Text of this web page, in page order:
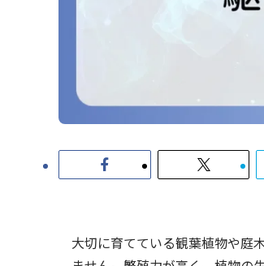
大切に育てている観葉植物や庭